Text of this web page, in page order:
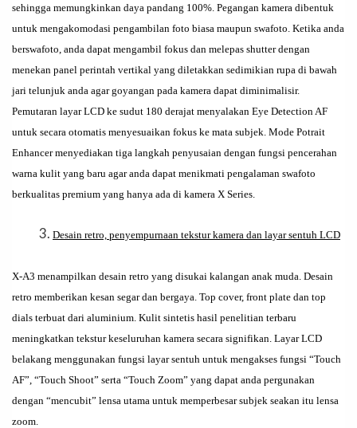
sehingga memungkinkan daya pandang 100%. Pegangan kamera dibentuk
untuk mengakomodasi pengambilan foto biasa maupun swafoto. Ketika anda
berswafoto, anda dapat mengambil fokus dan melepas shutter dengan
menekan panel perintah vertikal yang diletakkan sedimikian rupa di bawah
jari telunjuk anda agar goyangan pada kamera dapat diminimalisir.
Pemutaran layar LCD ke sudut 180 derajat menyalakan Eye Detection AF
untuk secara otomatis menyesuaikan fokus ke mata subjek. Mode Potrait
Enhancer menyediakan tiga langkah penyusaian dengan fungsi pencerahan
warna kulit yang baru agar anda dapat menikmati pengalaman swafoto
berkualitas premium yang hanya ada di kamera X Series.
Desain retro, penyempurnaan tekstur kamera dan layar sentuh LCD
X-A3 menampilkan desain retro yang disukai kalangan anak muda. Desain
retro memberikan kesan segar dan bergaya. Top cover, front plate dan top
dials terbuat dari aluminium. Kulit sintetis hasil penelitian terbaru
meningkatkan tekstur keseluruhan kamera secara signifikan. Layar LCD
belakang menggunakan fungsi layar sentuh untuk mengakses fungsi “Touch
AF”, “Touch Shoot” serta “Touch Zoom” yang dapat anda pergunakan
dengan “mencubit” lensa utama untuk memperbesar subjek seakan itu lensa
zoom.